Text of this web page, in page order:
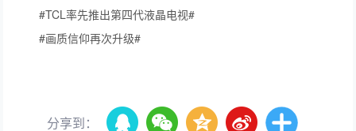
#TCL率先推出第四代液晶电视#
#画质信仰再次升级#
分享到：